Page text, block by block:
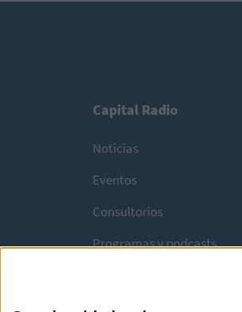
Capital Radio
Noticias
Eventos
Consultorios
Programas y podcasts